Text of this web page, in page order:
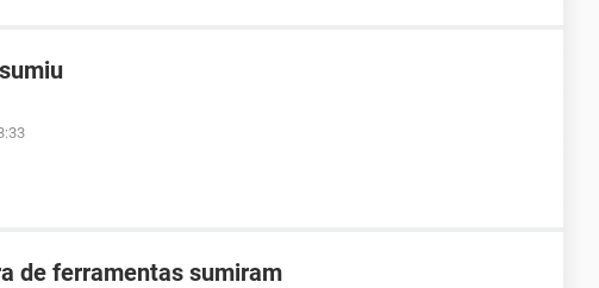
de ferramentas sumiram